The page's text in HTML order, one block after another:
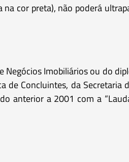
cor preta), não poderá
Negócios Imobiliários ou do
de Concluintes, da Secretaria
anterior a 2001 com a